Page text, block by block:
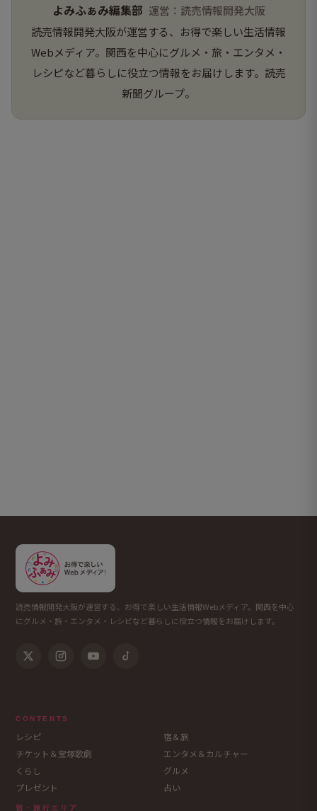
よみふぁみ編集部 運営：読売情報開発大阪
読売情報開発大阪が運営する、お得で楽しい生活情報
Webメディア。関西を中心にグルメ・旅・エンタメ・
レシピなど暮らしに役立つ情報をお届けします。読売
新聞グループ。
読売情報開発大阪が運営する、お得で楽しい生活情報Webメディア。関西を中心
にグルメ・旅・エンタメ・レシピなど暮らしに役立つ情報をお届けします。
CONTENTS
レシピ
宿＆旅
チケット＆宝塚歌劇
エンタメ＆カルチャー
くらし
グルメ
プレゼント
占い
宿・旅行エリア